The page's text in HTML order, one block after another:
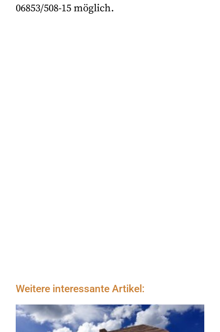
06853/508-15 möglich.
Weitere interessante Artikel: